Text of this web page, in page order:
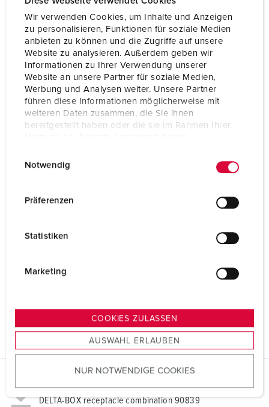
Wir verwenden Cookies, um Inhalte und Anzeigen
zu personalisieren, Funktionen für soziale Medien
anbieten zu können und die Zugriffe auf unsere
Website zu analysieren. Außerdem geben wir
Informationen zu Ihrer Verwendung unserer
Website an unsere Partner für soziale Medien,
Werbung und Analysen weiter. Unsere Partner
führen diese Informationen möglicherweise mit
weiteren Daten zusammen, die Sie ihnen
bereitgestellt haben oder die sie im Rahmen Ihrer
s
u
w
a
Notwendig
Präferenzen
Statistiken
Marketing
COOKIES ZULASSEN
AUSWAHL ERLAUBEN
NUR NOTWENDIGE COOKIES
Datasheets & Downloads
DELTA-BOX receptacle combination 90839